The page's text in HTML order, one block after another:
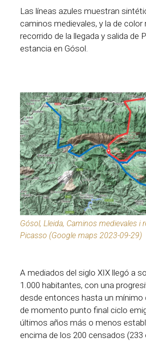
Las líneas azules muestran
caminos medievales, y la de color
recorrido de la llegada y salida de
estancia en Gósol.
Gósol, Lleida, Caminos medievales i
Picasso (Google maps 2023-09-29)
A mediados del siglo XIX llegó a
1.000 habitantes, con una
desde entonces hasta un mínimo
de momento punto final ciclo
últimos años más o menos
encima de los 200 censados (233